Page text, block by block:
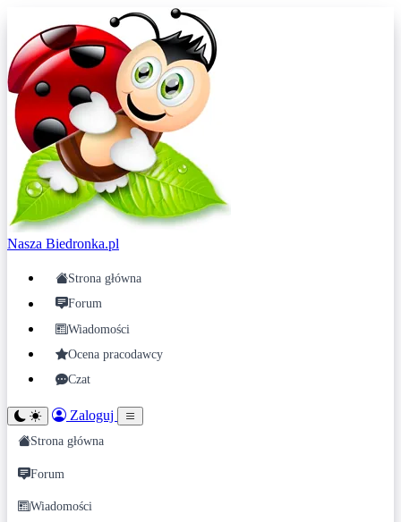
Nasza Biedronka.pl
Strona główna
Forum
Wiadomości
Ocena pracodawcy
Czat
Zaloguj
Strona główna
Forum
Wiadomości